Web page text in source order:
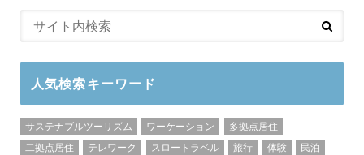
人気検索キーワード
サステナブルツーリズム ワーケーション
多拠点居住
二拠点居住
テレワーク スロートラベル 旅行 体験 民泊